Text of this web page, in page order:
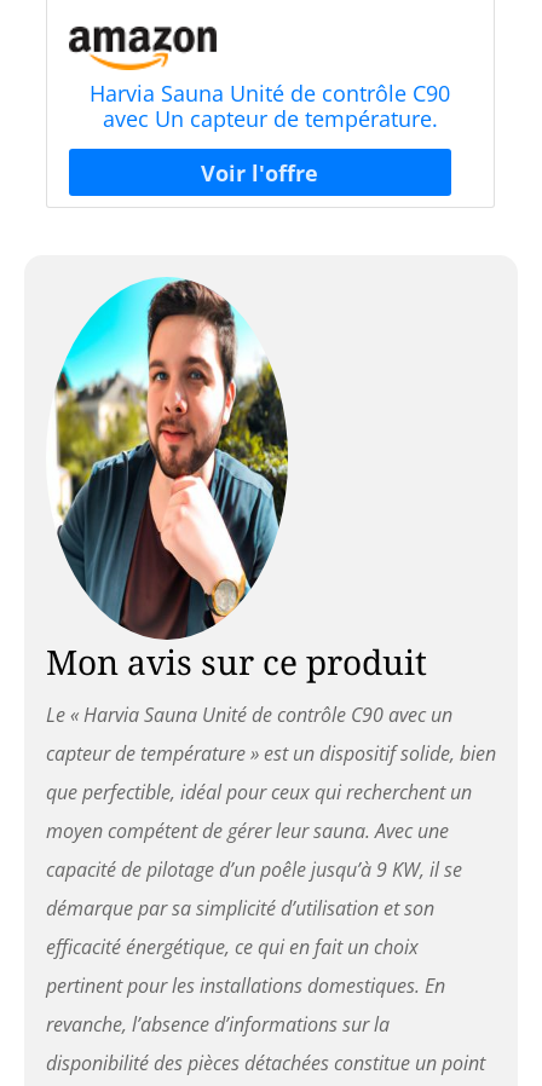
Harvia Sauna Unité de contrôle C90
avec Un capteur de température.
Puissance Max. du poêle 9 KW ; 400V
3N
Mon avis sur ce produit
Le « Harvia Sauna Unité de contrôle C90 avec un
capteur de température » est un dispositif solide, bien
que perfectible, idéal pour ceux qui recherchent un
moyen compétent de gérer leur sauna. Avec une
capacité de pilotage d’un poêle jusqu’à 9 KW, il se
démarque par sa simplicité d’utilisation et son
efficacité énergétique, ce qui en fait un choix
pertinent pour les installations domestiques. En
revanche, l’absence d’informations sur la
disponibilité des pièces détachées constitue un point